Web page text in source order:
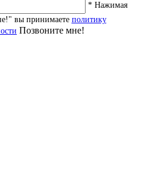
* Нажимая
вы принимаете политику
Позвоните мне!